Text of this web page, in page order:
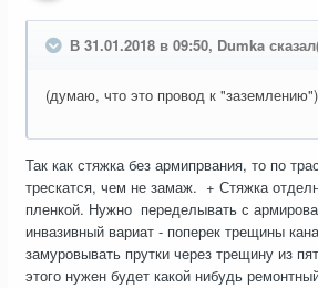
В 31.01.2018 в 09:50, Dumka
(думаю, что это провод к
Так как стяжка без армипрвания, то по
трескатся, чем не замаж. + Стяжка
пленкой. Нужно переделывать с
инвазивный вариат - поперек трещины
замуровывать прутки через трещину из
этого нужен будет какой нибудь